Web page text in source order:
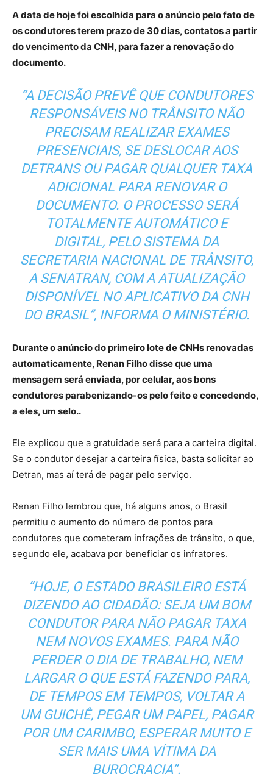
A data de hoje foi escolhida para o anúncio pelo fato de
os condutores terem prazo de 30 dias, contatos a partir
do vencimento da CNH, para fazer a renovação do
documento.
“A DECISÃO PREVÊ QUE CONDUTORES
RESPONSÁVEIS NO TRÂNSITO NÃO
PRECISAM REALIZAR EXAMES
PRESENCIAIS, SE DESLOCAR AOS
DETRANS OU PAGAR QUALQUER TAXA
ADICIONAL PARA RENOVAR O
DOCUMENTO. O PROCESSO SERÁ
TOTALMENTE AUTOMÁTICO E
DIGITAL, PELO SISTEMA DA
SECRETARIA NACIONAL DE TRÂNSITO,
A SENATRAN, COM A ATUALIZAÇÃO
DISPONÍVEL NO APLICATIVO DA CNH
DO BRASIL”, INFORMA O MINISTÉRIO.
Durante o anúncio do primeiro lote de CNHs renovadas
automaticamente, Renan Filho disse que uma
mensagem será enviada, por celular, aos bons
condutores parabenizando-os pelo feito e concedendo,
a eles, um selo..
Ele explicou que a gratuidade será para a carteira digital.
Se o condutor desejar a carteira física, basta solicitar ao
Detran, mas aí terá de pagar pelo serviço.
Renan Filho lembrou que, há alguns anos, o Brasil
permitiu o aumento do número de pontos para
condutores que cometeram infrações de trânsito, o que,
segundo ele, acabava por beneficiar os infratores.
“HOJE, O ESTADO BRASILEIRO ESTÁ
DIZENDO AO CIDADÃO: SEJA UM BOM
CONDUTOR PARA NÃO PAGAR TAXA
NEM NOVOS EXAMES. PARA NÃO
PERDER O DIA DE TRABALHO, NEM
LARGAR O QUE ESTÁ FAZENDO PARA,
DE TEMPOS EM TEMPOS, VOLTAR A
UM GUICHÊ, PEGAR UM PAPEL, PAGAR
POR UM CARIMBO, ESPERAR MUITO E
SER MAIS UMA VÍTIMA DA
BUROCRACIA”.